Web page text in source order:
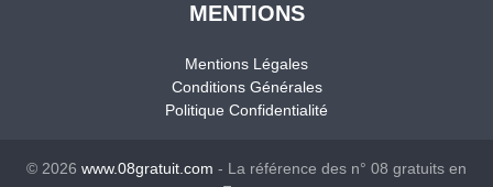
MENTIONS
Mentions Légales
Conditions Générales
Politique Confidentialité
© 2026 www.08gratuit.com - La référence des n° 08 gratuits en